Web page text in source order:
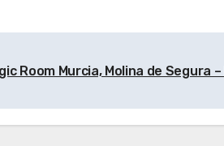
Room Murcia, Molina de Segura –